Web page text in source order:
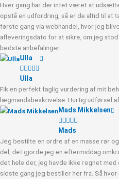
Hver gang har der intet været at
opstå en udfordring, så er de altid til at
første gang via webhandel, hvor jeg
afleveringsdato for at sikre, om jeg
bedste anbefalinger.
Ulla

Ulla
Fik en perfekt faglig vurdering af mit
lægmandsbeskrivelse. Hurtig udførsel
Mads Mikkelsen

Mads
Jeg bestilte en ordre af en masse rør
del, det gjorde jeg en eftermiddag
det hele der, jeg havde ikke regnet
sidste gang jeg bestiller her fra. Så